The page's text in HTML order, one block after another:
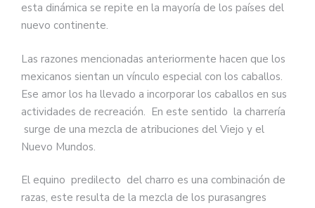
esta dinámica se repite en la mayoría de los países del
nuevo continente.
Las razones mencionadas anteriormente hacen que los
mexicanos sientan un vínculo especial con los caballos.
Ese amor los ha llevado a incorporar los caballos en sus
actividades de recreación. En este sentido la charrería
surge de una mezcla de atribuciones del Viejo y el
Nuevo Mundos.
El equino predilecto del charro es una combinación de
razas, este resulta de la mezcla de los purasangres